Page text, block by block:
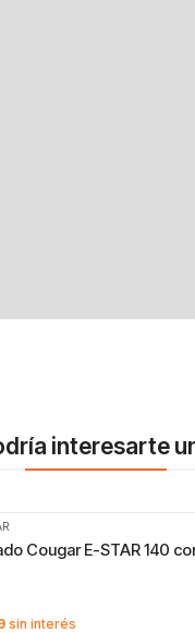
interesarte
Cougar E-STAR 140
sin interés